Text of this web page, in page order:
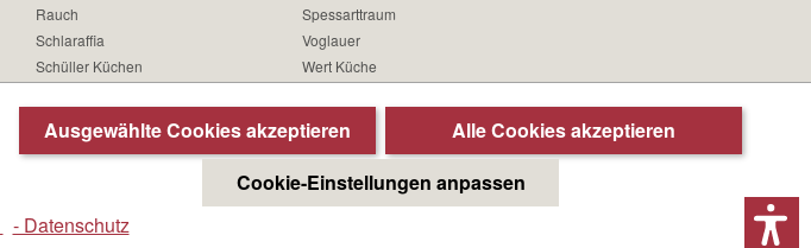
Rauch
Schlaraffia
Schüller Küchen
Spessarttraum
Voglauer
Wert Küche
Ausgewählte Cookies akzeptieren
Alle Cookies akzeptieren
Cookie-Einstellungen anpassen
- Datenschutz